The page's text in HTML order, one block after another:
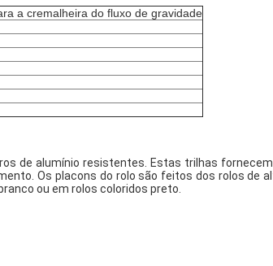
a cremalheira do fluxo de gravidade
de alumínio resistentes. Estas trilhas
Os placons do rolo são feitos dos rolos de
ou em rolos coloridos preto.